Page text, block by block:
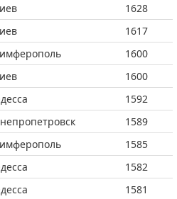
1628
1617
1600
1600
1592
1589
1585
1582
1581